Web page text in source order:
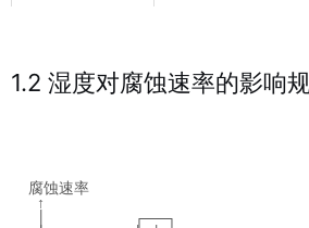
1.2 湿度对腐蚀速率的影响
腐蚀速率
↑
│                    ┌──┐